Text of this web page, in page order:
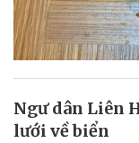
Ngư dân Liên
lưới về biển